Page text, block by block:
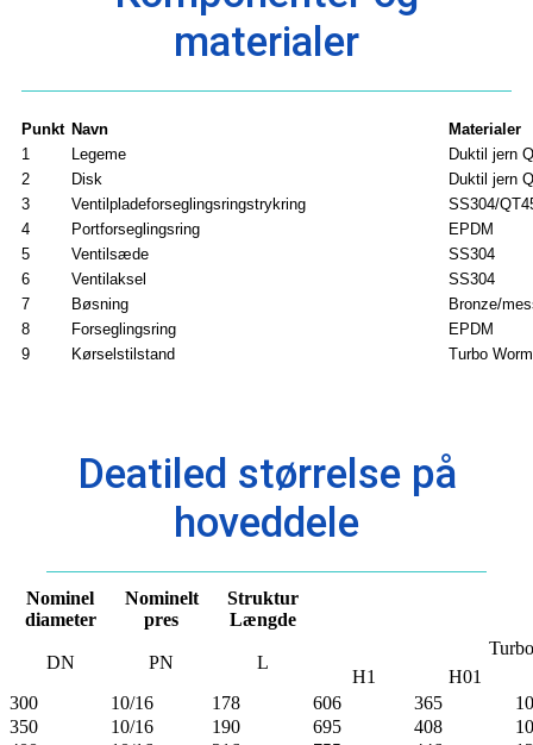
materialer
Punkt Navn
Materialer
1
Legeme
Duktil jern
2
Disk
Duktil jern
3
Ventilpladeforseglingsringstrykring
SS304/
4
Portforseglingsring
EPDM
5
Ventilsæde
SS304
6
Ventilaksel
SS304
7
Bøsning
Bronze/
8
Forseglingsring
EPDM
9
Kørselstilstand Turbo
Deatiled størrelse på
hoveddele
Nominel
diameter
Nominelt
pres
Struktur
Længde
DN PN L
H1
H01
300
10/16 178 606 365
350
10/16 190 695 408